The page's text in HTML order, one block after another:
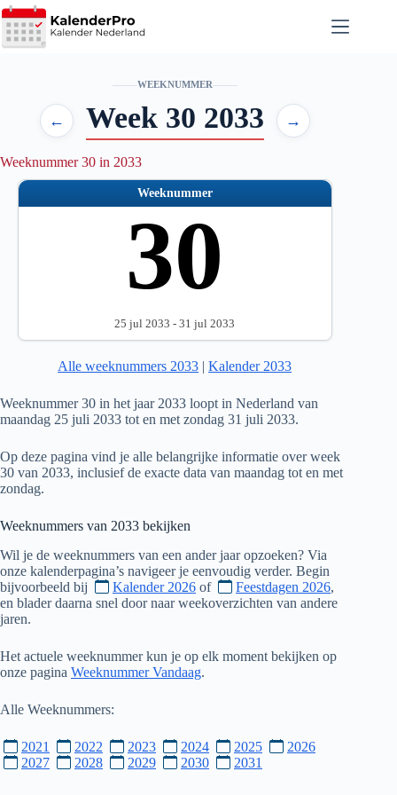
Ga
naar
de
WEEKNUMMER
← Week 30 2033 →
Weeknummer 30 in 2033
Weeknummer
30
25 jul 2033 - 31 jul 2033
Alle weeknummers 2033 |Kalender 2033
Weeknummer 30 in het jaar 2033 loopt in Nederland van
maandag 25 juli 2033 tot en met zondag 31 juli 2033.
Op deze pagina vind je alle belangrijke informatie over week
30 van 2033, inclusief de exacte data van maandag tot en met
zondag.
Weeknummers van 2033 bekijken
Wil je de weeknummers van een ander jaar opzoeken? Via
onze kalenderpagina’s navigeer je eenvoudig verder. Begin
bijvoorbeeld bij
Kalender 2026 of Feestdagen 2026,
en blader daarna snel door naar weekoverzichten van andere
jaren.
Het actuele weeknummer kun je op elk moment bekijken op
onze pagina Weeknummer Vandaag.
Alle Weeknummers:
2021 2022 2023 2024 2025
2026
2027
2028 2029 2030 2031